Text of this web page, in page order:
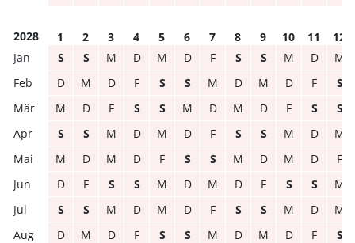
2028 1 2 3 4 5 6 7 8 9 10 11
12
S
S M D M D F S S M D
M
D
M D F S S M D M D F
S
M
D F S S M D M D F S
S
S
S M D M D F S S M D
M
M
D M D F S S M D M D
F
D
F S S M D M D F S S
M
S
S M D M D F S S M D
M
D
M D F S S M D M D F
S